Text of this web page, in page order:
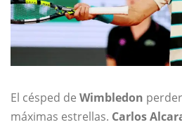
El césped de Wimbledon
máximas estrellas. Carlos